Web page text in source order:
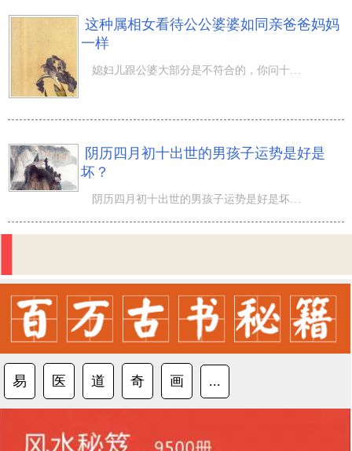
这种属相女看待公公婆婆如同亲爸爸妈妈
一样
媳妇儿跟公婆大部分是不符合的，你问十个女孩，最少有八个会破口大骂的列举一大堆自身对公婆的不满意来。可
阴历四月初十出世的男孩子运势是好是
坏？
易 医 道 奇 画 ...